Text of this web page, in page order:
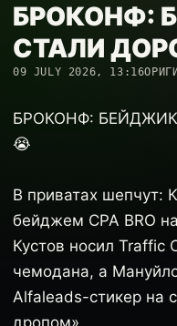
БРОКОНФ:
СТАЛИ
09 JULY 2026, 13:16
БРОКОНФ:
😭
В приватах шепчут:
бейджем CPA BRO
Кустов носил Traffic
чемодана, а
Alfaleads-стикер на
дропом».